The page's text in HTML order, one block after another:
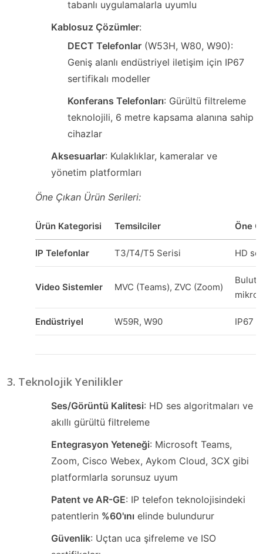
tabanlı uygulamalarla uyumlu
Kablosuz Çözümler:
DECT Telefonlar (W53H, W80, W90):
Geniş alanlı endüstriyel iletişim için IP67
sertifikalı modeller
Konferans Telefonları: Gürültü filtreleme
teknolojili, 6 metre kapsama alanına sahip
cihazlar
Aksesuarlar: Kulaklıklar, kameralar ve
yönetim platformları
Öne Çıkan Ürün Serileri:
Ürün Kategorisi Temsilciler Öne
IP Telefonlar T3/T4/T5 Serisi HD
Video Sistemler MVC (Teams), ZVC (Zoom)
Bulut
Endüstriyel W59R, W90 IP67
3. Teknolojik Yenilikler
Ses/Görüntü Kalitesi: HD ses algoritmaları ve
akıllı gürültü filtreleme
Entegrasyon Yeteneği: Microsoft Teams,
Zoom, Cisco Webex, Aykom Cloud, 3CX gibi
platformlarla sorunsuz uyum
Patent ve AR-GE: IP telefon teknolojisindeki
patentlerin %60'ını elinde bulundurur
Güvenlik: Uçtan uca şifreleme ve ISO